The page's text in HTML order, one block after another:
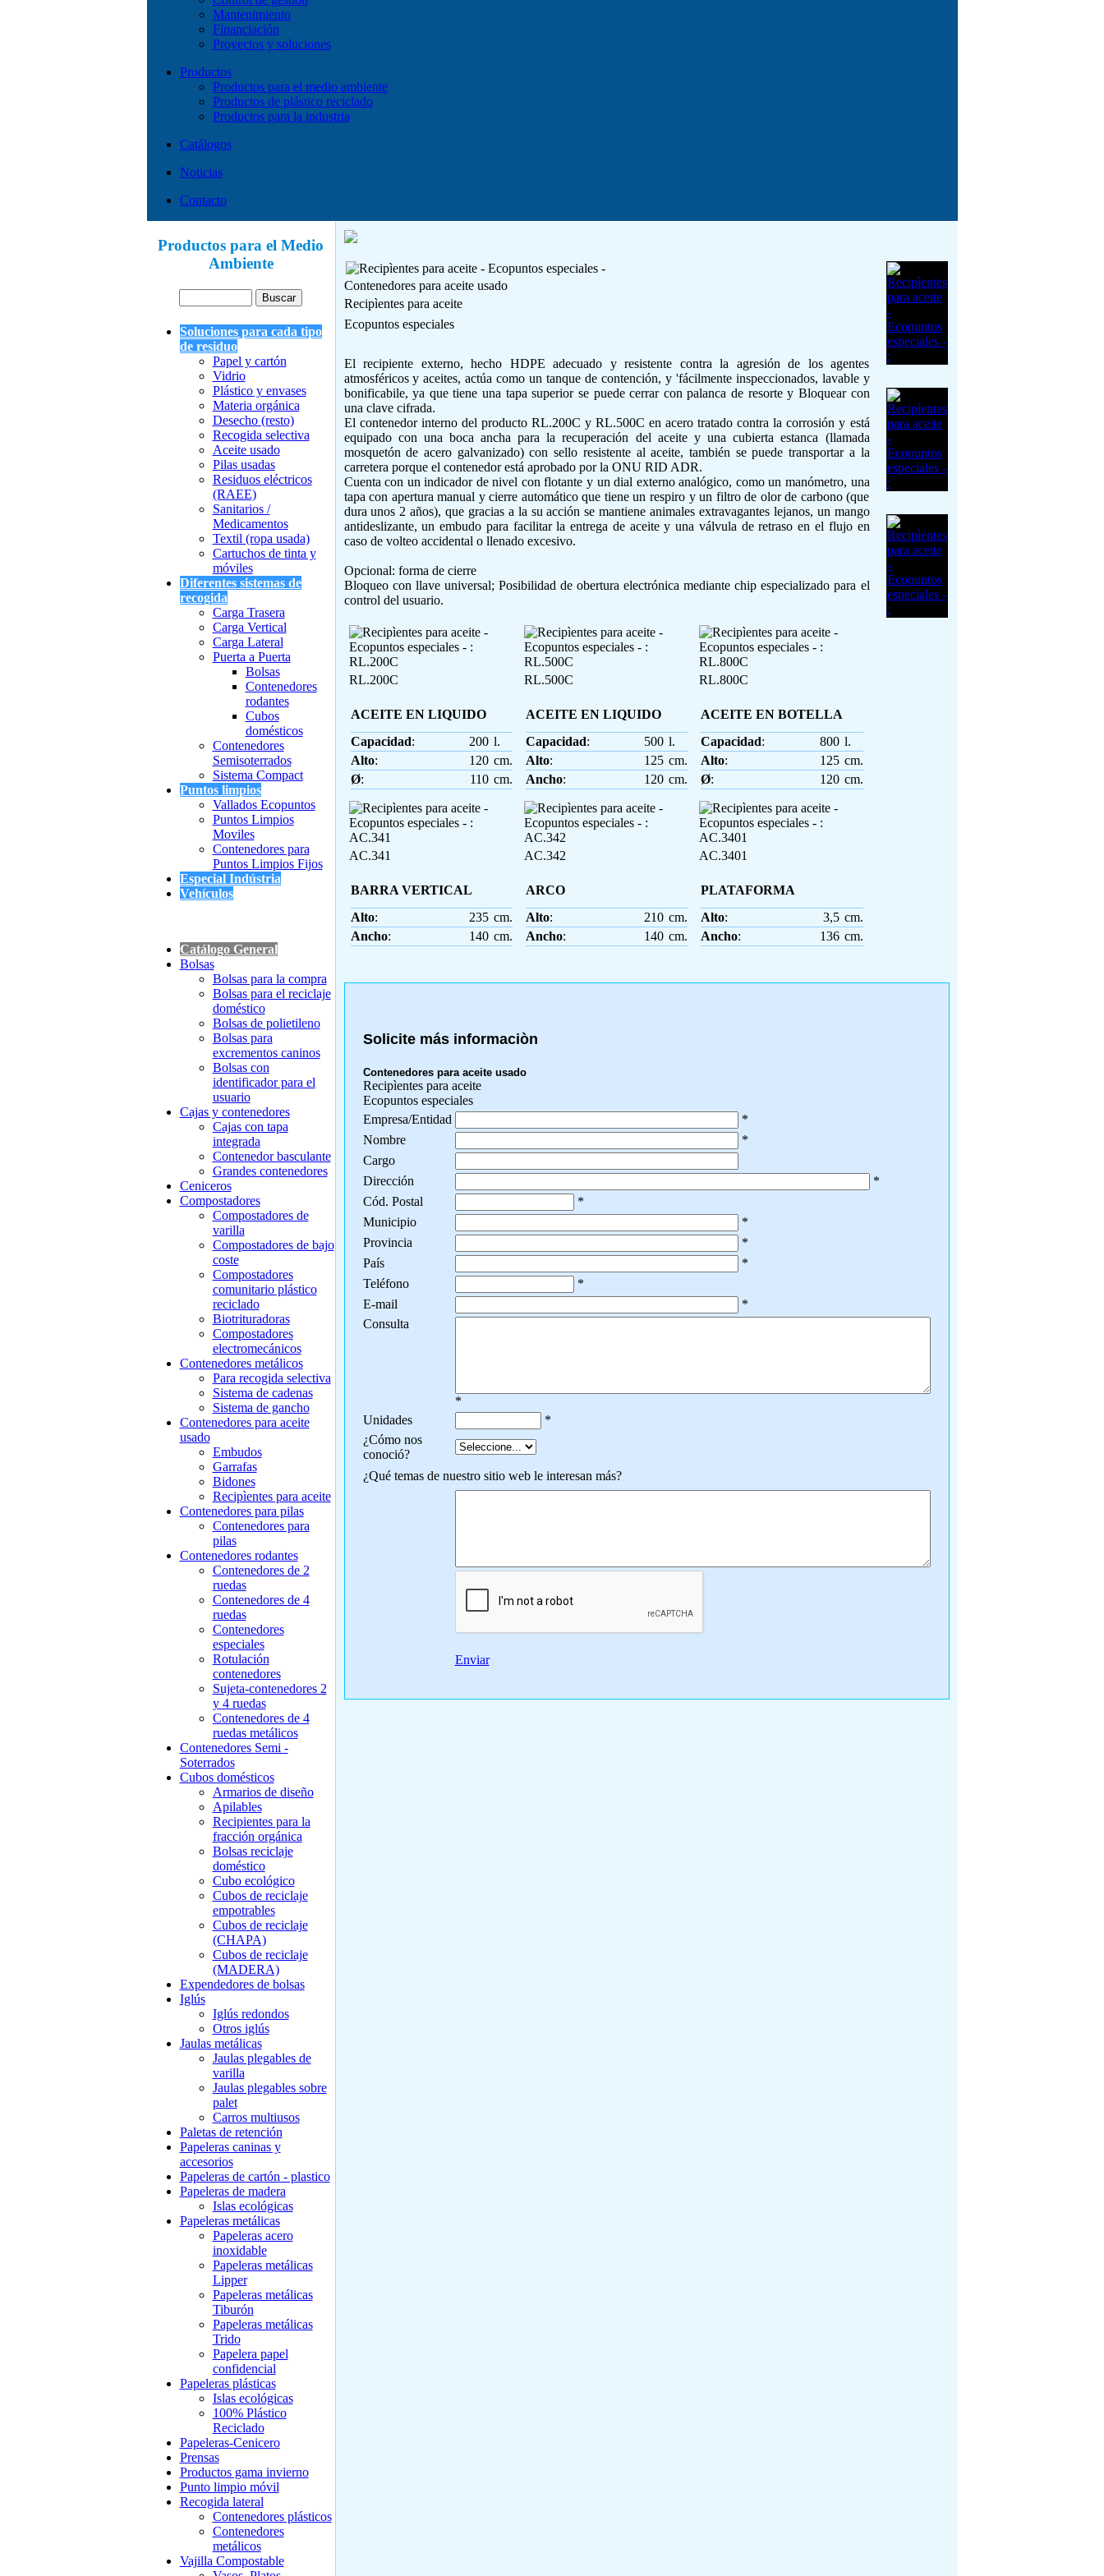
Mantenimiento
Financiación
Proyectos y soluciones
Productos
Productos para el medio ambiente
Productos de plástico reciclado
Productos para la industria
Catálogos
Noticias
Contacto
Productos para el Medio
Ambiente
Soluciones para cada tipo
de residuo
Papel y cartón
Vidrio
Plástico y envases
Materia orgánica
Desecho (resto)
Recogida selectiva
Aceite usado
Pilas usadas
Residuos eléctricos
(RAEE)
Sanitarios /
Medicamentos
Textil (ropa usada)
Cartuchos de tinta y
móviles
Diferentes sistemas de
recogida
Carga Trasera
Carga Vertical
Carga Lateral
Puerta a Puerta
Bolsas
Contenedores
rodantes
Cubos
domésticos
Contenedores
Semisoterrados
Sistema Compact
Puntos limpios
Vallados Ecopuntos
Puntos Limpios
Moviles
Contenedores para
Puntos Limpios Fijos
Especial Indústria
Vehículos
Catálogo General
Bolsas
Bolsas para la compra
Bolsas para el reciclaje
doméstico
Bolsas de polietileno
Bolsas para
excrementos caninos
Bolsas con
identificador para el
usuario
Cajas y contenedores
Cajas con tapa
integrada
Contenedor basculante
Grandes contenedores
Ceniceros
Compostadores
Compostadores de
varilla
Compostadores de bajo
coste
Compostadores
comunitario plástico
reciclado
Biotrituradoras
Compostadores
electromecánicos
Contenedores metálicos
Para recogida selectiva
Sistema de cadenas
Sistema de gancho
Contenedores para aceite
usado
Embudos
Garrafas
Bidones
Recipìentes para aceite
Contenedores para pilas
Contenedores para
pilas
Contenedores rodantes
Contenedores de 2
ruedas
Contenedores de 4
ruedas
Contenedores
especiales
Rotulación
contenedores
Sujeta-contenedores 2
y 4 ruedas
Contenedores de 4
ruedas metálicos
Contenedores Semi -
Soterrados
Cubos domésticos
Armarios de diseño
Apilables
Recipientes para la
fracción orgánica
Bolsas reciclaje
doméstico
Cubo ecológico
Cubos de reciclaje
empotrables
Cubos de reciclaje
(CHAPA)
Cubos de reciclaje
(MADERA)
Expendedores de bolsas
Iglús
Iglús redondos
Otros iglús
Jaulas metálicas
Jaulas plegables de
varilla
Jaulas plegables sobre
palet
Carros multiusos
Paletas de retención
Papeleras caninas y
accesorios
Papeleras de cartón - plastico
Papeleras de madera
Islas ecológicas
Papeleras metálicas
Papeleras acero
inoxidable
Papeleras metálicas
Lipper
Papeleras metálicas
Tiburón
Papeleras metálicas
Trido
Papelera papel
confidencial
Papeleras plásticas
Islas ecológicas
100% Plástico
Reciclado
Papeleras-Cenicero
Prensas
Productos gama invierno
Punto limpio móvil
Recogida lateral
Contenedores plásticos
Contenedores
metálicos
Vajilla Compostable
Contenedores para aceite usado
Recipìentes para aceite
Ecopuntos especiales
El recipiente externo, hecho HDPE adecuado y resistente contra la agresión de los agentes
atmosféricos y aceites, actúa como un tanque de contención, y 'fácilmente inspeccionados, lavable y
bonificabile, ya que tiene una tapa superior se puede cerrar con palanca de resorte y Bloquear con
una clave cifrada.
El contenedor interno del producto RL.200C y RL.500C en acero tratado contra la corrosión y está
equipado con una boca ancha para la recuperación del aceite y una cubierta estanca (llamada
mosquetón de acero galvanizado) con sello resistente al aceite, también se puede transportar a la
carretera porque el contenedor está aprobado por la ONU RID ADR.
Cuenta con un indicador de nivel con flotante y un dial externo analógico, como un manómetro, una
tapa con apertura manual y cierre automático que tiene un respiro y un filtro de olor de carbono (que
dura unos 2 años), que gracias a la su acción se mantiene animales extravagantes lejanos, un mango
antideslizante, un embudo para facilitar la entrega de aceite y una válvula de retraso en el flujo en
caso de volteo accidental o llenado excesivo.
Opcional: forma de cierre
Bloqueo con llave universal; Posibilidad de obertura electrónica mediante chip especializado para el
control del usuario.
RL.200C
ACEITE EN LIQUIDO
Capacidad: 200 l.
Alto: 120 cm.
Ø: 110 cm.
RL.500C
ACEITE EN LIQUIDO
Capacidad: 500 l.
Alto: 125 cm.
Ancho: 120 cm.
RL.800C
ACEITE EN BOTELLA
Capacidad: 800 l.
Alto: 125 cm.
Ø: 120 cm.
AC.341
BARRA VERTICAL
Alto: 235 cm.
Ancho: 140 cm.
AC.342
ARCO
Alto: 210 cm.
Ancho: 140 cm.
AC.3401
PLATAFORMA
Alto: 3,5 cm.
Ancho: 136 cm.
Solicite más informaciòn
Contenedores para aceite usado
Recipìentes para aceite
Ecopuntos especiales
Empresa/Entidad
*
Nombre
*
Cargo
Dirección
*
Cód. Postal
*
Municipio
*
Provincia
*
País
*
Teléfono
*
E-mail
*
Consulta
*
Unidades
*
¿Cómo nos
conoció?
¿Qué temas de nuestro sitio web le interesan más?
Enviar